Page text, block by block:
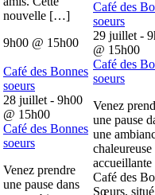
nouvelle […]
9h00 @ 15h00
Café des Bonnes
soeurs
28 juillet - 9h00
@ 15h00
Café des Bonnes
soeurs
Venez prendre
une pause dans
Café des
soeurs
29 juillet -
@ 15h00
Café des
soeurs
Venez
une pause
une
chaleureuse
accueillante
Café des
Sœurs,